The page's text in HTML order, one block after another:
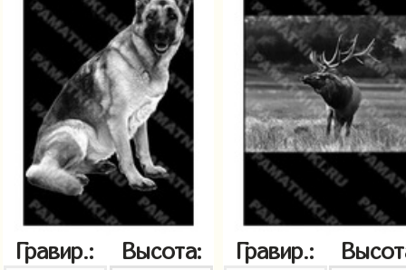
Гравир.: Высота: Гравир.: